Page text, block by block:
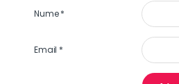
Nume*
Email *